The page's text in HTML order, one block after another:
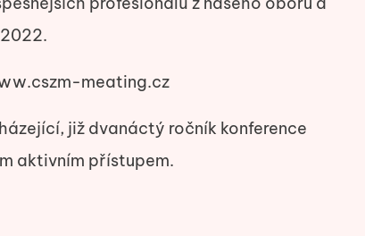
meating.cz
již dvanáctý ročník konference
aktivním přístupem.